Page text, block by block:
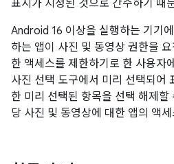
표시가 지정된 것으로 간주하기 때
Android 16 이상을 실행하는 기기
하는 앱이 사진 및 동영상 권한을
한 액세스를 제한하기로 한 사용자
사진 선택 도구에서 미리 선택되어
한 미리 선택된 항목을 선택 해제할
당 사진 및 동영상에 대한 앱의 액